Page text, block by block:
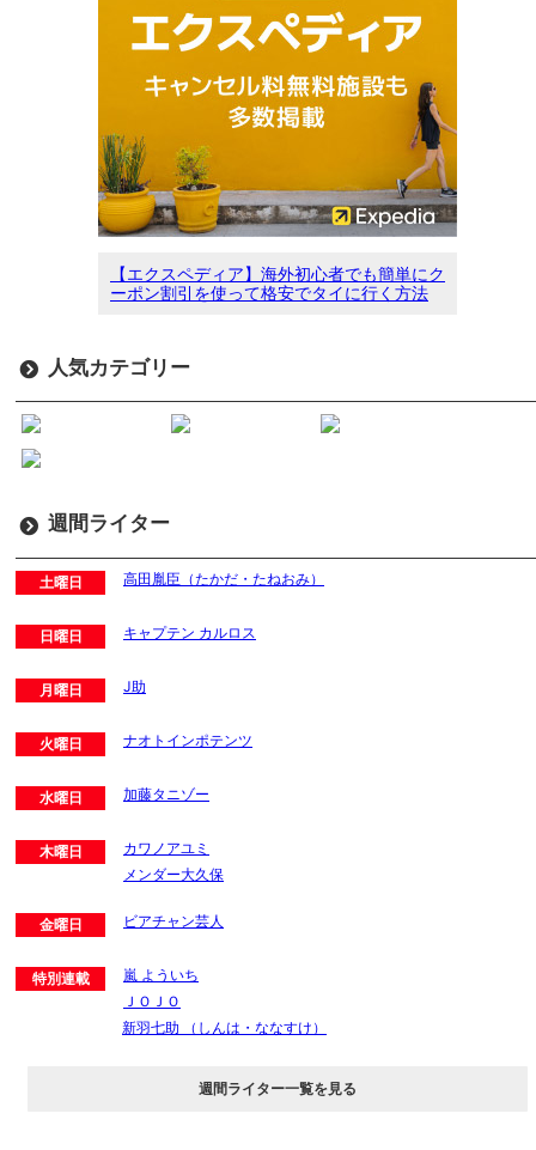
【エクスペディア】海外初心者でも簡単にク
ーポン割引を使って格安でタイに行く方法
人気カテゴリー
週間ライター
土曜日 高田胤臣（たかだ・たねおみ）
日曜日 キャプテン カルロス
月曜日 J助
火曜日 ナオトインポテンツ
水曜日 加藤タニゾー
木曜日
カワノアユミ
メンダー大久保
金曜日 ビアチャン芸人
特別連載
嵐 よういち
ＪＯＪＯ
新羽七助 （しんは・ななすけ）
週間ライター一覧を見る